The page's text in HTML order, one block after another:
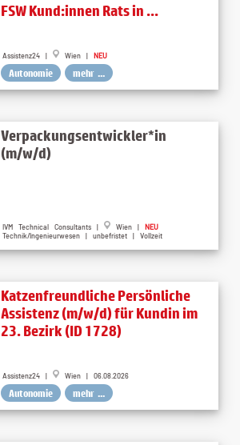
FSW Kund:innen Rats in ...
Assistenz24 | Wien | NEU
Autonomie mehr ...
Verpackungsentwickler*in
(m/w/d)
IVM Technical Consultants | Wien | NEU
Technik/Ingenieurwesen | unbefristet | Vollzeit
Katzenfreundliche Persönliche
Assistenz (m/w/d) für Kundin im
23. Bezirk (ID 1728)
Assistenz24 | Wien | 06.08.2026
Autonomie mehr ...